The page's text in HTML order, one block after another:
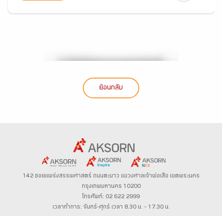
ย้อนกลับ
142 ซอยแพร่งสรรพศาสตร์ ถนนตะนาว แขวงศาลเจ้าพ่อเสือ เขตพระนคร
กรุงเทพมหานคร 10200
โทรศัพท์: 02 622 2999
เวลาทำการ: จันทร์-ศุกร์ เวลา 8.30 น. – 17.30 น.